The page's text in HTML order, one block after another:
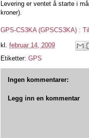
Levering er ventet å starte i
kroner).
GPS-CS3KA (GPSCS3KA) :
kl. februar 14, 2009
Etiketter: GPS
Ingen kommentarer:
Legg inn en kommentar